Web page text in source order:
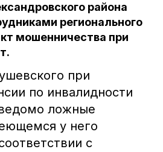
района
регионального
мошенничества при
при
по инвалидности
ложные
у него
с